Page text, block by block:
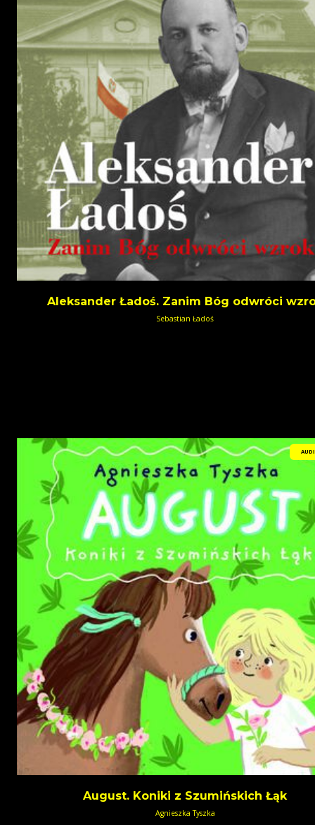
Aleksander Ładoś. Zanim Bóg odwróci
Sebastian Ładoś
August. Koniki z Szumińskich Łąk
Agnieszka Tyszka